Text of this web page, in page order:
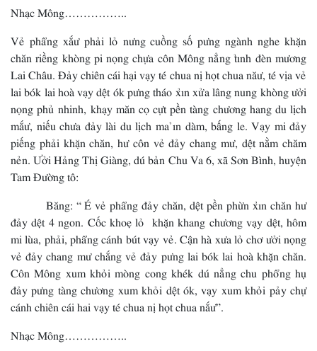
Nhạc Mông……………..
Vẻ phẩng xắư phải lỏ nưng cuồng số pưng ngành nghe khặn
chăn riềng khòng pi nọng chựa côn Mông nẳng tỉnh đèn mương
Lai Châu. Đảy chiên cái hại vạy té chua nị họt chua năư, té vịa vẻ
lai bók lai hoà vạy dệt ók pưng tháo xỉn xửa lâng nung khòng ưởi
nọng phủ nhinh, khạy măn cọ cựt pền tàng chương hang du lịch
mắư, niếu chưa đảy lài du lịch ma ỉn dàm, bấng le. Vạy mi đảy
piếng phải khặn chăn, hư côn vẻ đảy chang mư, dệt nằm chăm
nẻn. Ưởi Hảng Thị Giàng, dú bản Chu Va 6, xã Sơn Bình, huyện
Tam Đường tô:
Băng: “ É vẻ phẩng đảy chăn, dệt pền phừn xỉn chăn hư
đảy dệt 4 ngon. Cốc khoẹ lỏ khặn khang chương vạy dệt, hôm
mi lùa, phải, phẩng cánh bút vạy vẻ. Cận hà xưa lỏ chơ ưởi nọng
vẻ đảy chang mư chắng vẻ đảy pưng lai bók lai hoà khặn chăn.
Côn Mông xum khỏi mòng cong khék dú nẳng chu phổng hụ
đảy pưng tàng chương xum khỏi dệt ók, vạy xum khỏi pảy chự
cánh chiên cái hai vạy té chua nị họt chua nắư”.
Nhạc Mông……………..